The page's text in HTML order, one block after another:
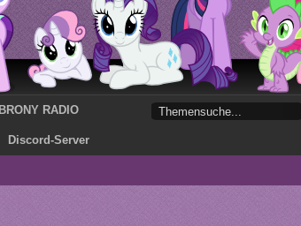
BRONY RADIO
Discord-Server